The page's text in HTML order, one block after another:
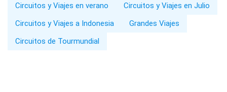
Circuitos y Viajes en verano
Circuitos y Viajes en Julio
Circuitos y Viajes a Indonesia
Grandes Viajes
Circuitos de Tourmundial